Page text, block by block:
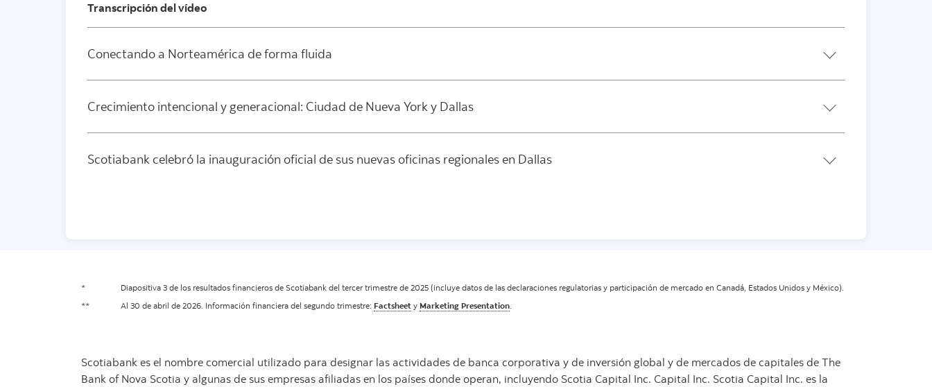
Transcripción del vídeo
Conectando a Norteamérica de forma fluida
Crecimiento intencional y generacional: Ciudad de Nueva York y Dallas
Scotiabank celebró la inauguración oficial de sus nuevas oficinas regionales en Dallas
*
Diapositiva 3 de los resultados financieros de Scotiabank del tercer trimestre de 2025 (incluye datos de las declaraciones regulatorias y participación de mercado en Canadá, Estados Unidos y México).
**
Al 30 de abril de 2026. Información financiera del segundo trimestre: Factsheet y Marketing Presentation.
Scotiabank es el nombre comercial utilizado para designar las actividades de banca corporativa y de inversión global y de mercados de capitales de The
Bank of Nova Scotia y algunas de sus empresas afiliadas en los países donde operan, incluyendo Scotia Capital Inc. Capital Inc. Scotia Capital Inc. es la